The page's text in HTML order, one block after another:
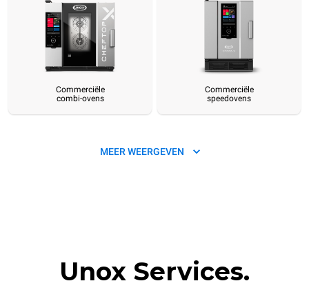
Commerciële
combi-ovens
Commerciële
speedovens
NEW
in-store bakkerijovens
met luchtvochtigheid
MEER WEERGEVEN
Unox Services.